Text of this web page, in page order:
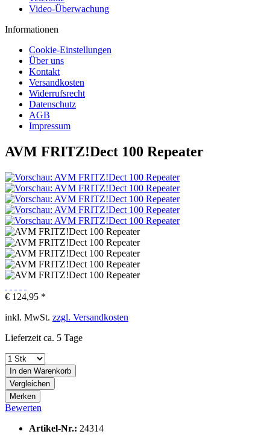
Video-Überwachung
Informationen
Cookie-Einstellungen
Über uns
Kontakt
Versandkosten
Widerrufsrecht
Datenschutz
AGB
Impressum
AVM FRITZ!Dect 100 Repeater
€ 124,95 *
inkl. MwSt. zzgl. Versandkosten
Lieferzeit ca. 5 Tage
In den Warenkorb
Vergleichen
Merken
Bewerten
Artikel-Nr.: 24314